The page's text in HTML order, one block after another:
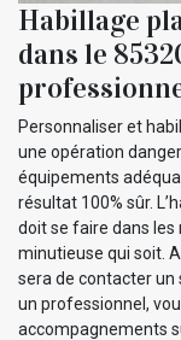
Habillage
dans le
Personnaliser et
une opération
équipements
résultat 100% sûr.
doit se faire dans les
minutieuse qui soit.
sera de contacter un
un professionnel,
accompagnements